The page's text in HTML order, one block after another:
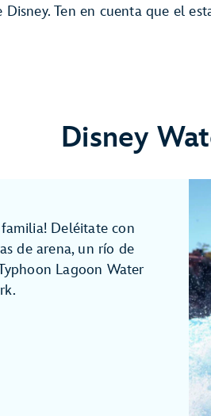
Disney. Ten en cuenta que el
Disney
Deléitate con
de arena, un río de
Lagoon Water